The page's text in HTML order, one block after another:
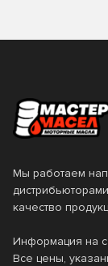
Мы работаем
качество
Информация на
Все цены,